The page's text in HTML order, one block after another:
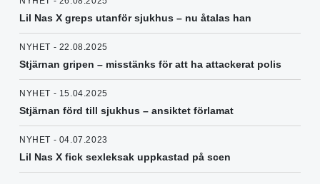
Lil Nas X greps utanför sjukhus – nu åtalas han
NYHET - 22.08.2025
Stjärnan gripen – misstänks för att ha attackerat polis
NYHET - 15.04.2025
Stjärnan förd till sjukhus – ansiktet förlamat
NYHET - 04.07.2023
Lil Nas X fick sexleksak uppkastad på scen